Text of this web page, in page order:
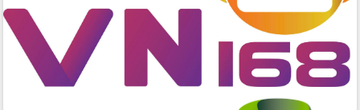
Lắk
Đắk Lắk nâng cao hiệu quả công tác
Đảng từ Sổ tay đảng viên điện tử
Đắk Lắk đẩy mạnh nuôi biển công
nghệ, hướng tới phát triển thủy sản